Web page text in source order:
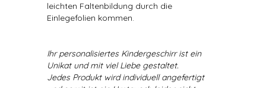
leichten Faltenbildung durch die
Einlegefolien kommen.
Ihr personalisiertes Kindergeschirr ist ein
Unikat und mit viel Liebe gestaltet.
Jedes Produkt wird individuell angefertigt